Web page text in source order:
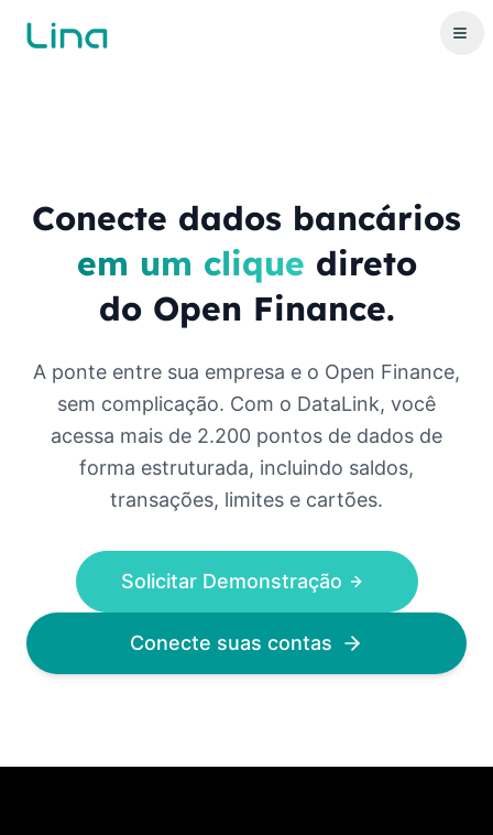
Conecte dados bancários
em um clique direto
do Open Finance.
A ponte entre sua empresa e o Open Finance,
sem complicação. Com o DataLink, você
acessa mais de 2.200 pontos de dados de
forma estruturada, incluindo saldos,
transações, limites e cartões.
Solicitar Demonstração
Conecte suas contas